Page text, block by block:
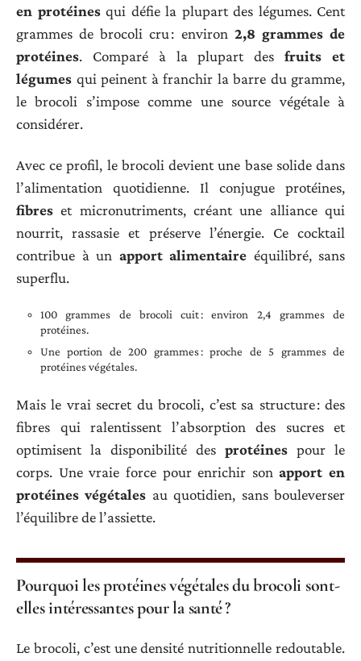
en protéinesqui défie la plupart des légumes. Cent
grammes de brocoli cru : environ 2,8 grammes de
protéines. Comparé à la plupart desfruits et
légumes qui peinent à franchir la barre du gramme,
le brocoli s’impose comme une source végétale à
considérer.
Avec ce profil, le brocoli devient une base solide dans
l’alimentation quotidienne. Il conjugue protéines,
fibres et micronutriments, créant une alliance qui
nourrit, rassasie et préserve l’énergie. Ce cocktail
contribue à un apport alimentaire équilibré, sans
superflu.
100 grammes de brocoli cuit : environ 2,4 grammes de
protéines.
Une portion de 200 grammes : proche de 5 grammes de
protéines végétales.
Mais le vrai secret du brocoli, c’est sa structure : des
fibres qui ralentissent l’absorption des sucres et
optimisent la disponibilité des protéines pour le
corps. Une vraie force pour enrichir sonapport en
protéines végétales au quotidien, sans bouleverser
l’équilibre de l’assiette.
Pourquoi les protéines végétales du brocoli sont-
elles intéressantes pour la santé ?
Le brocoli, c’est une densité nutritionnelle redoutable.